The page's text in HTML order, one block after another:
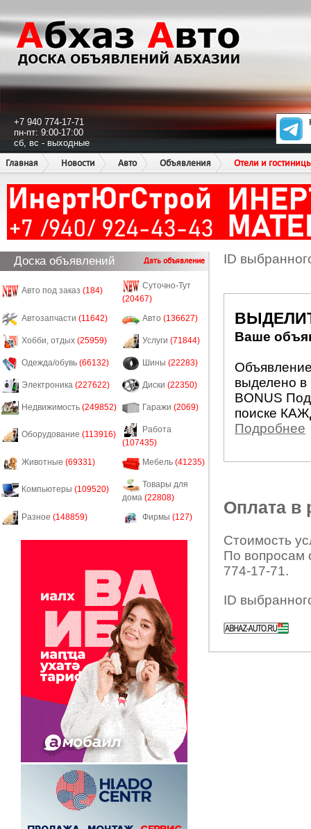
+7 940 774-17-71
пн-пт: 9:00-17:00
сб, вс - выходные
Главная
Новости Авто Объявления Отели и
Доска объявлений Дать объявление
Авто под заказ (184)
Суточно-Тут
(20467)
Автозапчасти (11642) Авто (136627)
Хобби, отдых (25959) Услуги (71844)
Одежда/обувь (66132) Шины (22283)
Электроника (227622) Диски (22350)
Недвижимость (249852) Гаражи (2069)
Оборудование (113916)
Работа
(107435)
Животные (69331) Мебель (41235)
Компьютеры (109520)
Товары для
дома (22808)
Разное (148859) Фирмы (127)
ID
Ваше
выделено в
BONUS
поиске
Подробнее
Оплата в
Стоимость
По вопросам
774-17-71.
ID